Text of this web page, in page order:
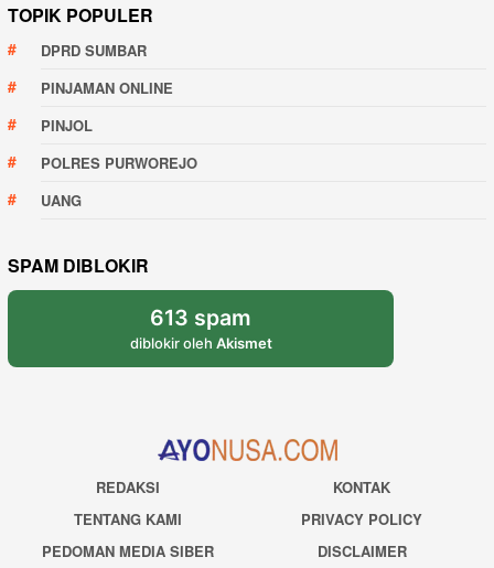
TOPIK POPULER
DPRD SUMBAR
PINJAMAN ONLINE
PINJOL
POLRES PURWOREJO
UANG
SPAM DIBLOKIR
613 spam
diblokir oleh Akismet
REDAKSI
KONTAK
TENTANG KAMI
PRIVACY POLICY
PEDOMAN MEDIA SIBER
DISCLAIMER